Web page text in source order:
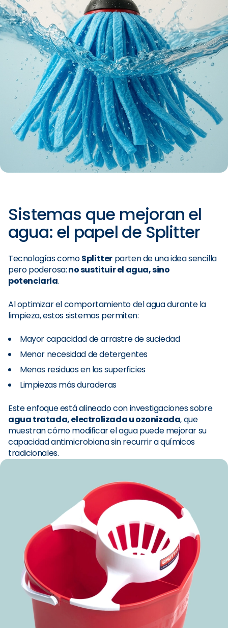
Sistemas que mejoran el
agua: el papel de Splitter
Tecnologías comoSplitter parten de una idea sencilla
pero poderosa:no sustituir el agua, sino
potenciarla.
Al optimizar el comportamiento del agua durante la
limpieza, estos sistemas permiten:
Mayor capacidad de arrastre de suciedad
Menor necesidad de detergentes
Menos residuos en las superficies
Limpiezas más duraderas
Este enfoque está alineado con investigaciones sobre
agua tratada, electrolizada u ozonizada, que
muestran cómo modificar el agua puede mejorar su
capacidad antimicrobiana sin recurrir a químicos
tradicionales.